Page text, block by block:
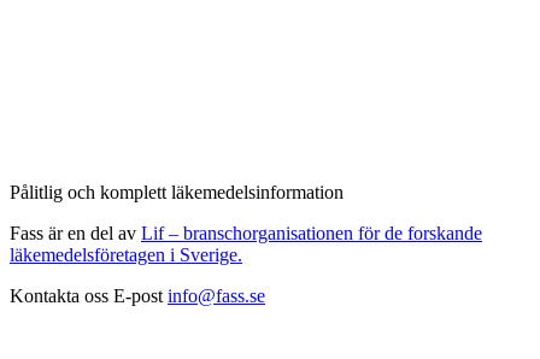
Pålitlig och komplett läkemedelsinformation
Fass är en del av Lif – branschorganisationen för de forskande
läkemedelsföretagen i Sverige.
Kontakta oss E-post info@fass.se